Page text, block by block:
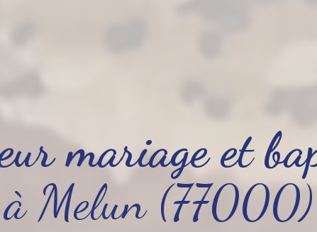
mariage et
à Melun (77000)